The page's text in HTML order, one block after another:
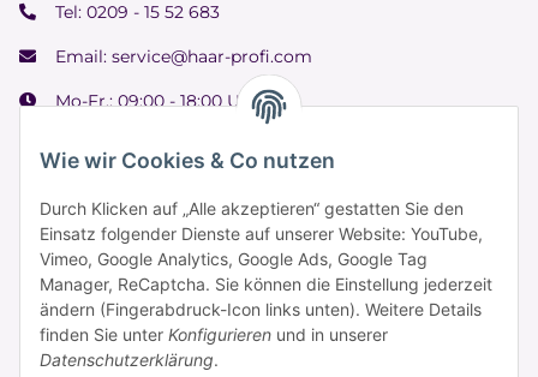
Wie wir Cookies & Co nutzen
Durch Klicken auf „Alle akzeptieren“ gestatten Sie den
Einsatz folgender Dienste auf unserer Website: YouTube,
Vimeo, Google Analytics, Google Ads, Google Tag
Manager, ReCaptcha. Sie können die Einstellung jederzeit
ändern (Fingerabdruck-Icon links unten). Weitere Details
finden Sie unter Konfigurieren und in unserer
Datenschutzerklärung.
Tel: 0209 - 15 52 683
Email: service@haar-profi.com
Mo-Fr.: 09:00 - 18:00 Uhr
Samstag: 09:00 - 15:00 Uhr
Informationen
Zahlung & Versand